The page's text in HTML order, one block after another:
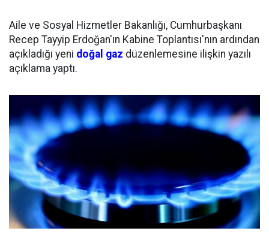
Aile ve Sosyal Hizmetler Bakanlığı, Cumhurbaşkanı
Recep Tayyip Erdoğan'ın Kabine Toplantısı'nın ardından
açıkladığı yeni doğal gaz düzenlemesine ilişkin yazılı
açıklama yaptı.